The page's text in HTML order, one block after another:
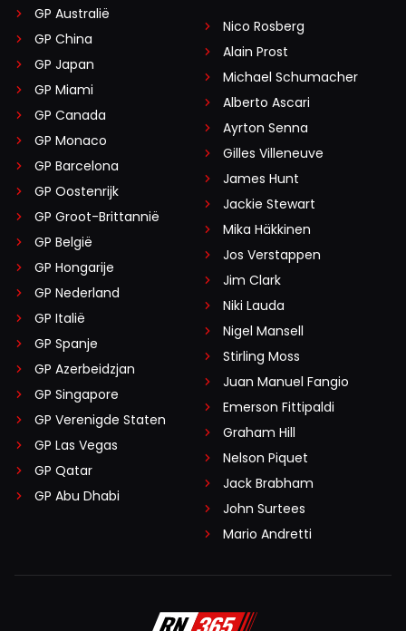
GP Australië
GP China
GP Japan
GP Miami
GP Canada
GP Monaco
GP Barcelona
GP Oostenrijk
GP Groot-Brittannië
GP België
GP Hongarije
GP Nederland
GP Italië
GP Spanje
GP Azerbeidzjan
GP Singapore
GP Verenigde Staten
GP Las Vegas
GP Qatar
GP Abu Dhabi
Nico Rosberg
Alain Prost
Michael Schumacher
Alberto Ascari
Ayrton Senna
Gilles Villeneuve
James Hunt
Jackie Stewart
Mika Häkkinen
Jos Verstappen
Jim Clark
Niki Lauda
Nigel Mansell
Stirling Moss
Juan Manuel Fangio
Emerson Fittipaldi
Graham Hill
Nelson Piquet
Jack Brabham
John Surtees
Mario Andretti